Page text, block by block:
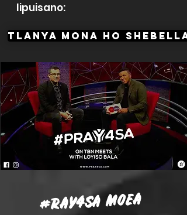
lipuisano:
TLANYA MONA HO
#RAY4SA MOEA